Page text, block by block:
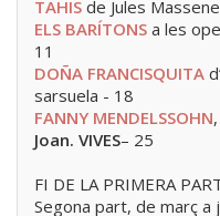
TAHIS de Jules
ELS BARÍTONS a les
11
DOÑA FRANCISQUITA
sarsuela - 18
FANNY MENDELSSOHN
Joan. VIVES– 25
FI DE LA PRIMERA
Segona part, de març